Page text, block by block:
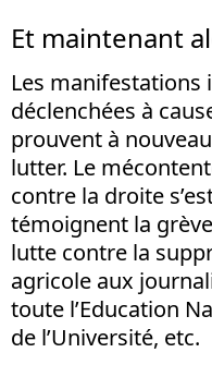
Et maintenant
Les manifestations
déclenchées à
prouvent à
lutter. Le
contre la droite
témoignent la
lutte contre la
agricole aux
toute l’Education
de l’Université, etc.